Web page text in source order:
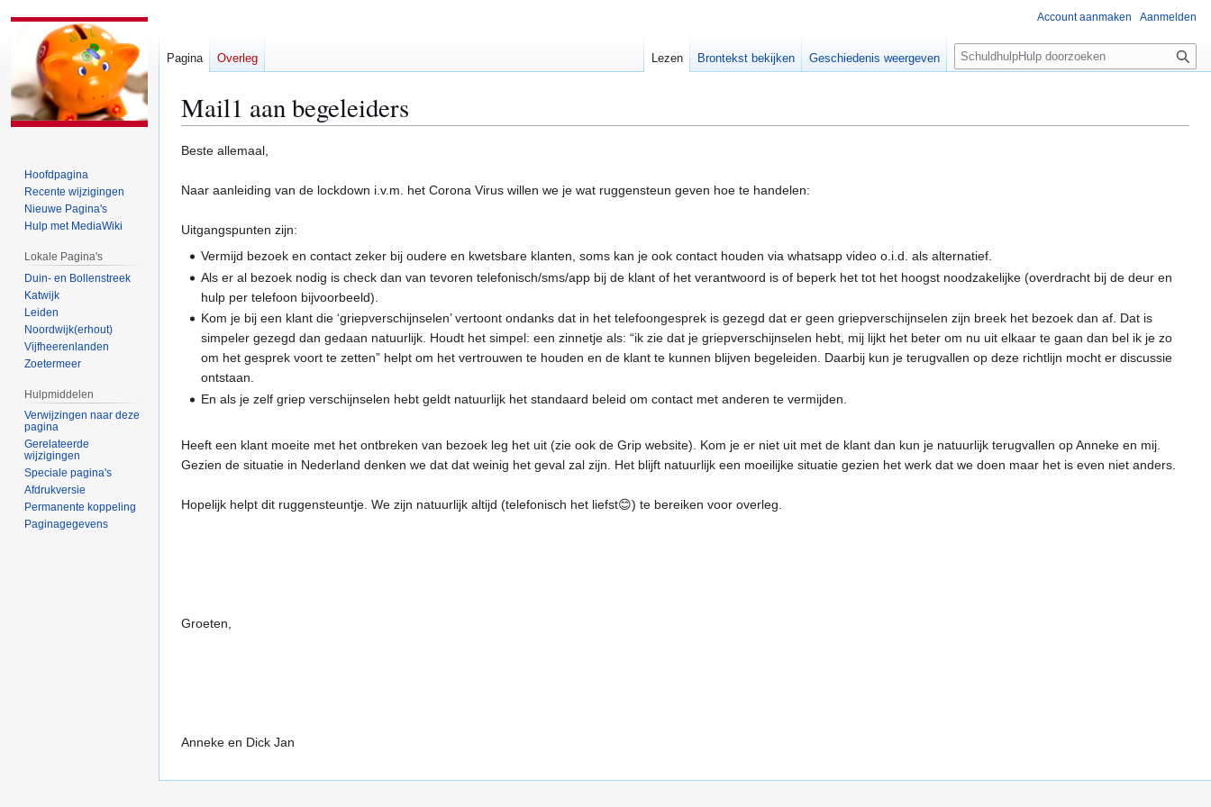
Mail1 aan begeleiders
Naar
springen
Naar
springen
Beste allemaal,
Naar aanleiding van de lockdown i.v.m. het Corona Virus willen we je wat ruggensteun geven hoe te handelen:
Uitgangspunten zijn:
Vermijd bezoek en contact zeker bij oudere en kwetsbare klanten, soms kan je ook contact houden via whatsapp video o.i.d. als alternatief.
Als er al bezoek nodig is check dan van tevoren telefonisch/sms/app bij de klant of het verantwoord is of beperk het tot het hoogst noodzakelijke (overdracht bij de deur en
hulp per telefoon bijvoorbeeld).
Kom je bij een klant die ‘griepverschijnselen’ vertoont ondanks dat in het telefoongesprek is gezegd dat er geen griepverschijnselen zijn breek het bezoek dan af. Dat is
simpeler gezegd dan gedaan natuurlijk. Houdt het simpel: een zinnetje als: “ik zie dat je griepverschijnselen hebt, mij lijkt het beter om nu uit elkaar te gaan dan bel ik je zo
om het gesprek voort te zetten” helpt om het vertrouwen te houden en de klant te kunnen blijven begeleiden. Daarbij kun je terugvallen op deze richtlijn mocht er discussie
ontstaan.
En als je zelf griep verschijnselen hebt geldt natuurlijk het standaard beleid om contact met anderen te vermijden.
Heeft een klant moeite met het ontbreken van bezoek leg het uit (zie ook de Grip website). Kom je er niet uit met de klant dan kun je natuurlijk terugvallen op Anneke en mij.
Gezien de situatie in Nederland denken we dat dat weinig het geval zal zijn. Het blijft natuurlijk een moeilijke situatie gezien het werk dat we doen maar het is even niet anders.
Hopelijk helpt dit ruggensteuntje. We zijn natuurlijk altijd (telefonisch het liefst😊) te bereiken voor overleg.
Groeten,
Anneke en Dick Jan
Account aanmaken Aanmelden
Pagina Overleg Lezen Brontekst bekijken Geschiedenis weergeven
Z
o
e
Hoofdpagina
Recente wijzigingen
Nieuwe Pagina's
Hulp met MediaWiki
Lokale Pagina's
Duin- en Bollenstreek
Katwijk
Leiden
Noordwijk(erhout)
Vijfheerenlanden
Zoetermeer
Hulpmiddelen
Verwijzingen naar deze
pagina
Gerelateerde
wijzigingen
Speciale pagina's
Afdrukversie
Permanente koppeling
Paginagegevens